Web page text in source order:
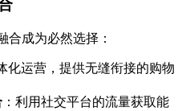
合成为必然选择：
化运营，提供无缝衔接的购物
：利用社交平台的流量获取能